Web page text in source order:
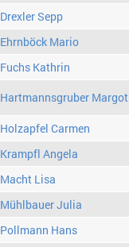
Drexler Sepp
Ehrnböck Mario
Fuchs Kathrin
Hartmannsgruber Margot
Holzapfel Carmen
Krampfl Angela
Macht Lisa
Mühlbauer Julia
Pollmann Hans